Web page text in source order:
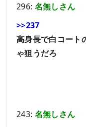
296: 名無しさん
>>237
高身長で白コート
ゃ狙うだろ
243: 名無しさん